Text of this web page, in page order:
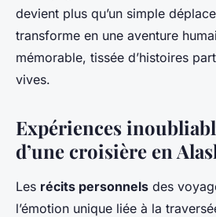
devient plus qu’un simple
transforme en une aventure
mémorable, tissée d’histoires
vives.
Expériences
d’une croisière en
Les récits personnels des
l’émotion unique liée à la